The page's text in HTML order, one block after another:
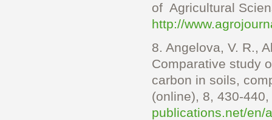
of Agricultural
http://
8. Angelova, V. R.,
Comparative study
carbon in soils,
(online), 8, 430-440,
publications.net/en/